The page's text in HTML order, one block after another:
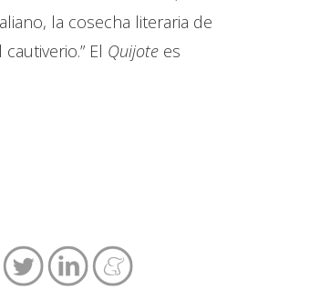
la cosecha literaria de
El Quijote es